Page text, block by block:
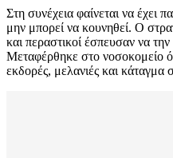
Στη συνέχεια φαίνεται να έχει
μην μπορεί να κουνηθεί. Ο
και περαστικοί έσπευσαν να
Μεταφέρθηκε στο νοσοκομείο
εκδορές, μελανιές και κάταγμα